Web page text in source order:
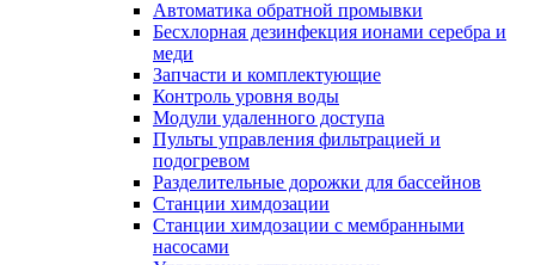
Автоматика обратной промывки
Беcхлорная дезинфекция ионами серебра и
меди
Запчасти и комплектующие
Контроль уровня воды
Модули удаленного доступа
Пульты управления фильтрацией и
подогревом
Разделительные дорожки для бассейнов
Станции химдозации
Станции химдозации с мембранными
насосами